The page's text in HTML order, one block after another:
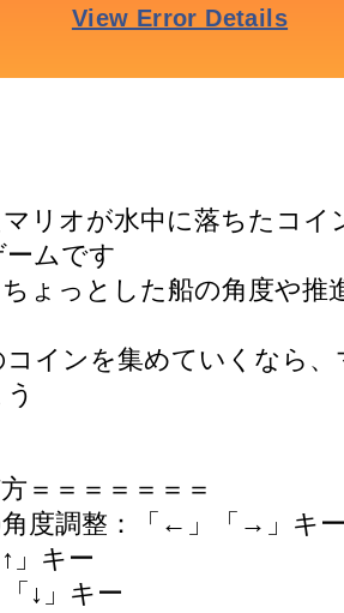
リオが水中に落ちたコ
ムです
ょっとした船の角度や推
インを集めていくなら
＝＝＝＝＝＝＝
角度調整：「←」「→」キ
」キー
↓」キー